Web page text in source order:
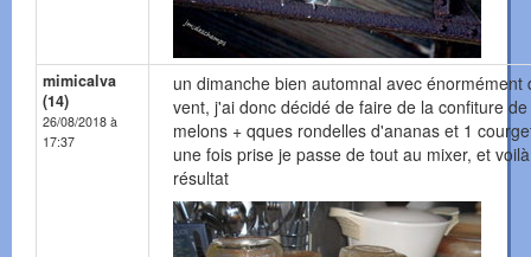
mimicalva
(14)
26/08/2018 à
17:37
un dimanche bien automnal avec énormément
vent, j'ai donc décidé de faire de la confiture de
melons + qques rondelles d'ananas et 1
une fois prise je passe de tout au mixer, et
résultat